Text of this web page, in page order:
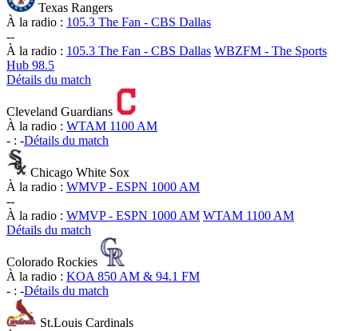
Texas Rangers
À la radio : 105.3 The Fan - CBS Dallas
--
À la radio : 105.3 The Fan - CBS Dallas WBZFM - The Sports
Hub 98.5
Détails du match
Cleveland Guardians
À la radio : WTAM 1100 AM
- : -Détails du match
Chicago White Sox
À la radio : WMVP - ESPN 1000 AM
--
À la radio : WMVP - ESPN 1000 AM WTAM 1100 AM
Détails du match
Colorado Rockies
À la radio : KOA 850 AM & 94.1 FM
- : -Détails du match
St.Louis Cardinals